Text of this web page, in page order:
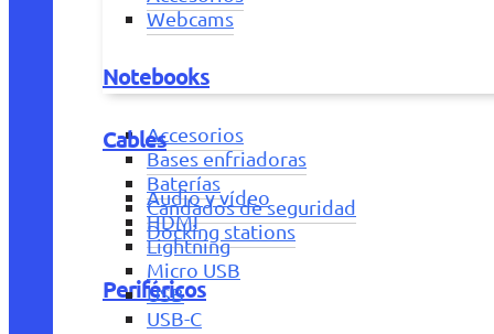
Webcams
Notebooks
Accesorios
Bases enfriadoras
Baterías
Candados de seguridad
Docking stations
Periféricos
Cables
Audio y vídeo
HDMI
Lightning
Micro USB
USB
USB-C